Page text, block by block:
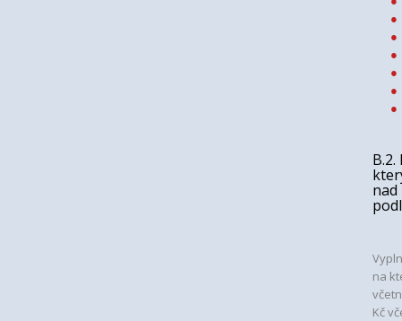
nad
na
Kč